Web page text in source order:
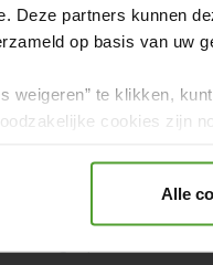
Deze partners kunnen
op basis van uw
weigeren” te klikken,
cookies zijn
Alle
offerte.
worden voor
het gespreid betalen